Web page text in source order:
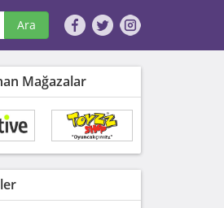
Ara
Mağazalar